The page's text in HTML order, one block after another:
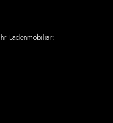
Ladenmobiliar: